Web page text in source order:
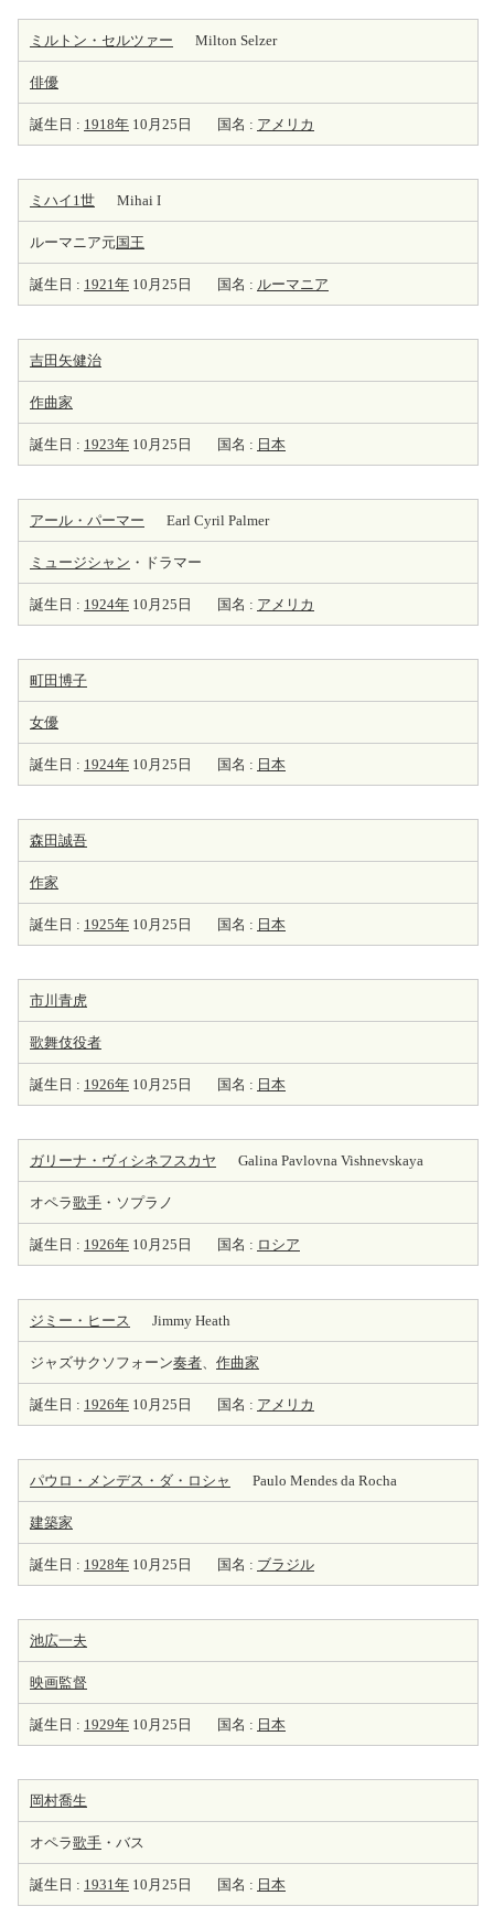
ミルトン・セルツァー Milton Selzer
俳優
誕生日 : 1918年 10月25日 国名 : アメリカ
ミハイ1世 Mihai I
ルーマニア元国王
誕生日 : 1921年 10月25日 国名 : ルーマニア
吉田矢健治
作曲家
誕生日 : 1923年 10月25日 国名 : 日本
アール・パーマー Earl Cyril Palmer
ミュージシャン ・ドラマー
誕生日 : 1924年 10月25日 国名 : アメリカ
町田博子
女優
誕生日 : 1924年 10月25日 国名 : 日本
森田誠吾
作家
誕生日 : 1925年 10月25日 国名 : 日本
市川青虎
歌舞伎役者
誕生日 : 1926年 10月25日 国名 : 日本
ガリーナ・ヴィシネフスカヤ Galina Pavlovna Vishnevskaya
オペラ歌手 ・ソプラノ
誕生日 : 1926年 10月25日 国名 : ロシア
ジミー・ヒース Jimmy Heath
ジャズサクソフォーン奏者、 作曲家
誕生日 : 1926年 10月25日 国名 : アメリカ
パウロ・メンデス・ダ・ロシャ Paulo Mendes da Rocha
建築家
誕生日 : 1928年 10月25日 国名 : ブラジル
池広一夫
映画監督
誕生日 : 1929年 10月25日 国名 : 日本
岡村喬生
オペラ歌手 ・バス
誕生日 : 1931年 10月25日 国名 : 日本